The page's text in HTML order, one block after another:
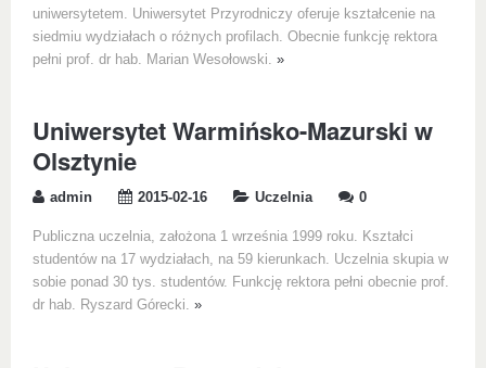
uniwersytetem. Uniwersytet Przyrodniczy oferuje kształcenie na
siedmiu wydziałach o różnych profilach. Obecnie funkcję rektora
pełni prof. dr hab. Marian Wesołowski. »
Uniwersytet Warmińsko-Mazurski w
Olsztynie
admin 2015-02-16 Uczelnia 0
Publiczna uczelnia, założona 1 września 1999 roku. Kształci
studentów na 17 wydziałach, na 59 kierunkach. Uczelnia skupia w
sobie ponad 30 tys. studentów. Funkcję rektora pełni obecnie prof.
dr hab. Ryszard Górecki. »